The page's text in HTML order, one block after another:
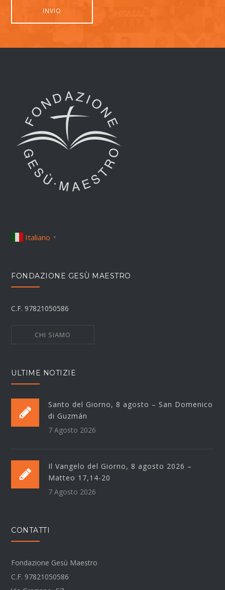
Italiano ▼
FONDAZIONE GESÙ MAESTRO
C.F. 97821050586
CHI SIAMO
ULTIME NOTIZIE
Santo del Giorno, 8 agosto – San Domenico
di Guzmán
7 Agosto 2026
Il Vangelo del Giorno, 8 agosto 2026 –
Matteo 17,14-20
7 Agosto 2026
CONTATTI
Fondazione Gesù Maestro
C.F. 97821050586